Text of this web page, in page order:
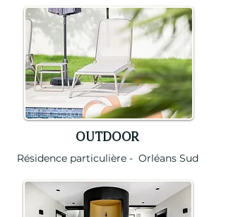
OUTDOOR
Résidence particulière - Orléans Sud